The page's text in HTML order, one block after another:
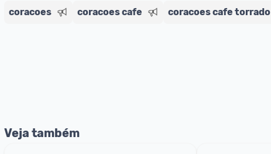
coracoes
coracoes cafe coracoes cafe torrado
Veja também